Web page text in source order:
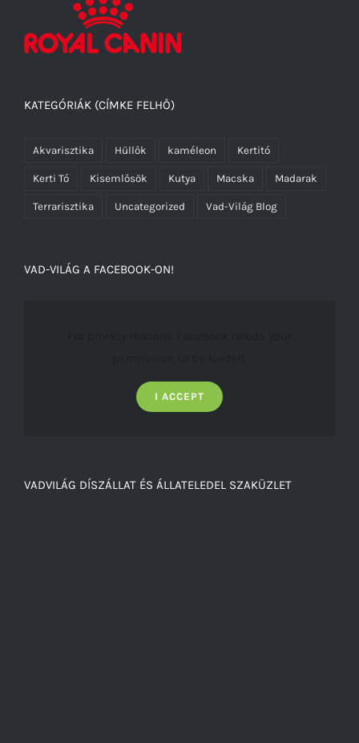
KATEGÓRIÁK (CÍMKE FELHŐ)
Akvarisztika Hüllők kaméleon Kertitó
Kerti Tó Kisemlősök Kutya Macska Madarak
Terrarisztika Uncategorized Vad-Világ Blog
VAD-VILÁG A FACEBOOK-ON!
I ACCEPT
VADVILÁG DÍSZÁLLAT ÉS ÁLLATELEDEL SZAKÜZLET